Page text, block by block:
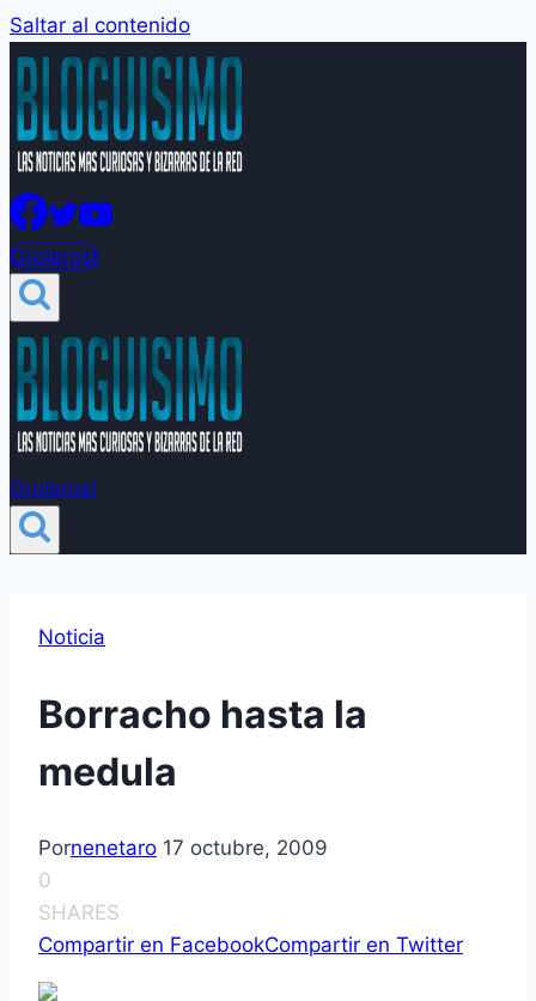
Saltar al contenido
Groleros!
Groleros!
Noticia
Borracho hasta la
medula
Pornenetaro 17 octubre, 2009
0
SHARES
Compartir en FacebookCompartir en Twitter